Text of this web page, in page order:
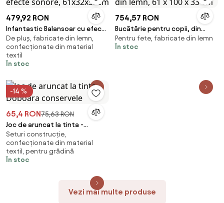
479,92 RON
Infantastic Balansoar cu efecte
sonore, 61x32x52cm
De pluș, fabricate din lemn,
confecționate din material
textil
În stoc
754,57 RON
Bucătărie pentru copii, din
lemn, 61 x 100 x 33 cm
Pentru fete, fabricate din lemn
În stoc
-14 %
65,4 RON75,63 RON
Joc de aruncat la tinta -
Doboara conservele
Seturi construcție,
confecționate din material
textil, pentru grădină
În stoc
Vezi mai multe produse